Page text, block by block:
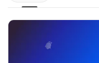
최신